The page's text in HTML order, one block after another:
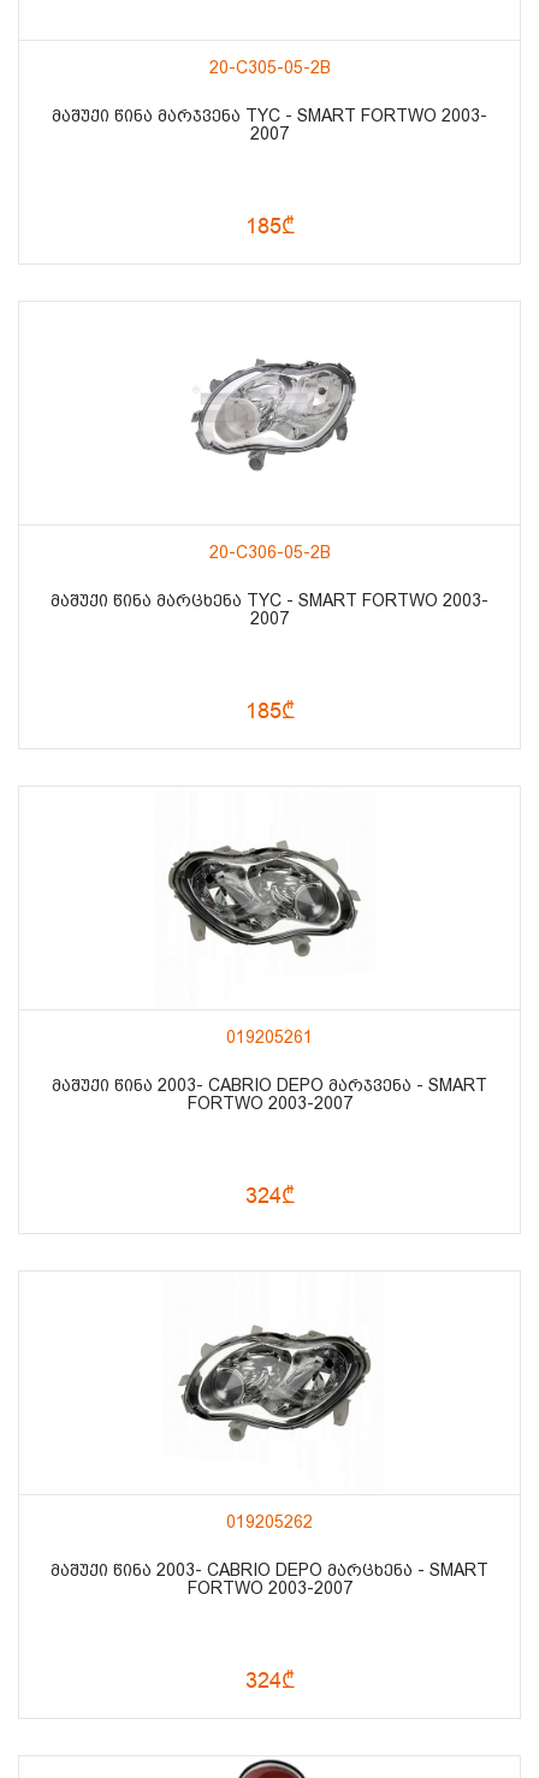
20-C305-05-2B
ᲛᲐᲨᲣᲥᲘ ᲬᲘᲜᲐ ᲛᲐᲠᲯᲕᲔᲜᲐ TYC - SMART FORTWO 2003-
2007
185₾
20-C306-05-2B
ᲛᲐᲨᲣᲥᲘ ᲬᲘᲜᲐ ᲛᲐᲠᲪᲮᲔᲜᲐ TYC - SMART FORTWO 2003-
2007
185₾
019205261
ᲛᲐᲨᲣᲥᲘ ᲬᲘᲜᲐ 2003- CABRIO DEPO ᲛᲐᲠᲯᲕᲔᲜᲐ - SMART
FORTWO 2003-2007
324₾
019205262
ᲛᲐᲨᲣᲥᲘ ᲬᲘᲜᲐ 2003- CABRIO DEPO ᲛᲐᲠᲪᲮᲔᲜᲐ - SMART
FORTWO 2003-2007
324₾